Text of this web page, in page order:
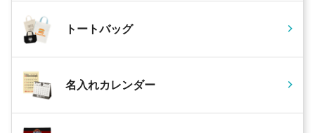
トートバッグ
名入れカレンダー